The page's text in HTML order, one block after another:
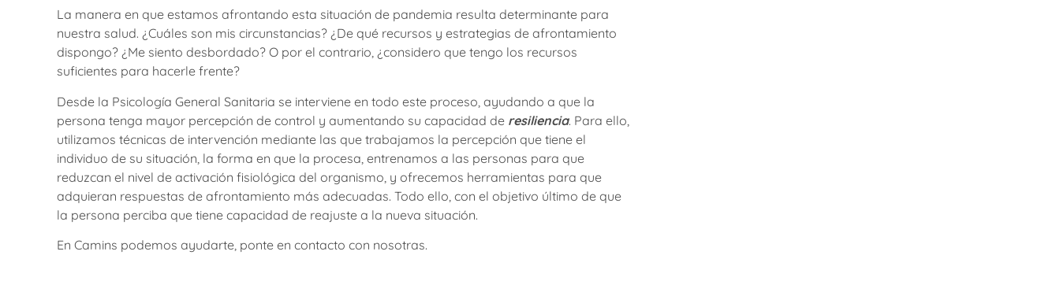
La manera en que estamos afrontando esta situación de pandemia resulta determinante para
nuestra salud. ¿Cuáles son mis circunstancias? ¿De qué recursos y estrategias de afrontamiento
dispongo? ¿Me siento desbordado? O por el contrario, ¿considero que tengo los recursos
suficientes para hacerle frente?
Desde la Psicología General Sanitaria se interviene en todo este proceso, ayudando a que la
persona tenga mayor percepción de control y aumentando su capacidad de resiliencia. Para ello,
utilizamos técnicas de intervención mediante las que trabajamos la percepción que tiene el
individuo de su situación, la forma en que la procesa, entrenamos a las personas para que
reduzcan el nivel de activación fisiológica del organismo, y ofrecemos herramientas para que
adquieran respuestas de afrontamiento más adecuadas. Todo ello, con el objetivo último de que
la persona perciba que tiene capacidad de reajuste a la nueva situación.
En Camins podemos ayudarte, ponte en contacto con nosotras.